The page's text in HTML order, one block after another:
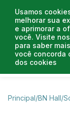
Usamos
melhorar sua
e aprimorar a
você. Visite
para saber
você concorda
dos cookies
Business Hall
Principal/BN Hall/